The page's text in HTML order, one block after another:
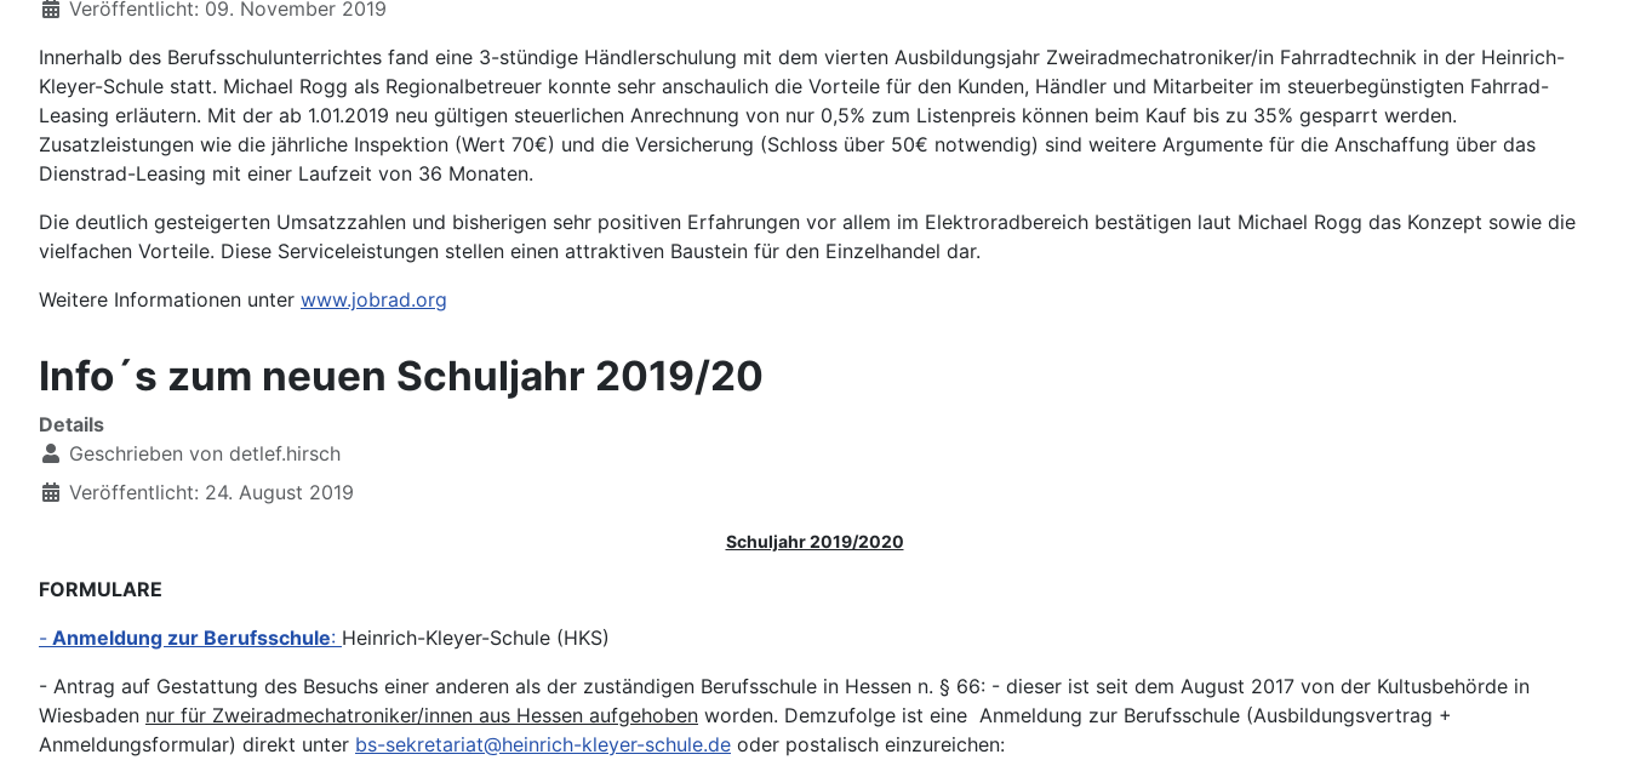
Veröffentlicht: 09. November 2019
Innerhalb des Berufsschulunterrichtes fand eine 3-stündige Händlerschulung mit dem vierten Ausbildungsjahr Zweiradmechatroniker/in Fahrradtechnik in der Heinrich-
Kleyer-Schule statt. Michael Rogg als Regionalbetreuer konnte sehr anschaulich die Vorteile für den Kunden, Händler und Mitarbeiter im steuerbegünstigten Fahrrad-
Leasing erläutern. Mit der ab 1.01.2019 neu gültigen steuerlichen Anrechnung von nur 0,5% zum Listenpreis können beim Kauf bis zu 35% gesparrt werden.
Zusatzleistungen wie die jährliche Inspektion (Wert 70€) und die Versicherung (Schloss über 50€ notwendig) sind weitere Argumente für die Anschaffung über das
Dienstrad-Leasing mit einer Laufzeit von 36 Monaten.
Die deutlich gesteigerten Umsatzzahlen und bisherigen sehr positiven Erfahrungen vor allem im Elektroradbereich bestätigen laut Michael Rogg das Konzept sowie die
vielfachen Vorteile. Diese Serviceleistungen stellen einen attraktiven Baustein für den Einzelhandel dar.
Weitere Informationen unter www.jobrad.org
Info´s zum neuen Schuljahr 2019/20
Details
Geschrieben von detlef.hirsch
Veröffentlicht: 24. August 2019
Schuljahr 2019/2020
FORMULARE
- Anmeldung zur Berufsschule: Heinrich-Kleyer-Schule (HKS)
- Antrag auf Gestattung des Besuchs einer anderen als der zuständigen Berufsschule in Hessen n. § 66: - dieser ist seit dem August 2017 von der Kultusbehörde in
Wiesbaden nur für Zweiradmechatroniker/innen aus Hessen aufgehoben worden. Demzufolge ist eine Anmeldung zur Berufsschule (Ausbildungsvertrag +
Anmeldungsformular) direkt unter bs-sekretariat@heinrich-kleyer-schule.de oder postalisch einzureichen: